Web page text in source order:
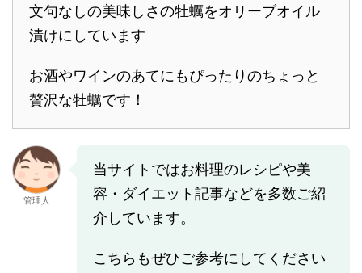
文句なしの美味しさの牡蠣をオリーブオイル
漬けにしています
お酒やワインのあてにもぴったりのちょっと
贅沢な牡蠣です！
管理人
当サイトではお料理のレシピや美
容・ダイエット記事などを多数ご紹
介しています。
こちらもぜひご参考にしてください